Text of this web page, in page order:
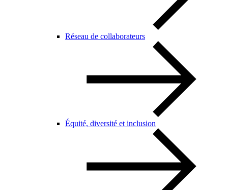
Réseau de collaborateurs
Équité, diversité et inclusion